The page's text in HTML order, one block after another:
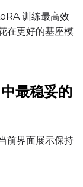
Moving
Optimizations
Unload TE
TE
Cache Text
训练最高效
在更好的基座模
最稳妥的
前界面展示保持